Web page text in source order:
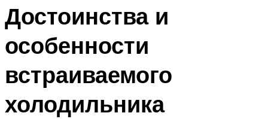
Достоинства и
особенности
встраиваемого
холодильника